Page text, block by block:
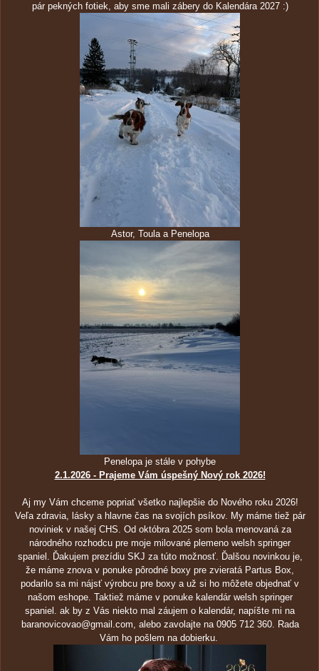
pár pekných fotiek, aby sme mali zábery do Kalendára 2027 :)
Astor, Toula a Penelopa
Penelopa je stále v pohybe
2.1.2026 - Prajeme Vám úspešný Nový rok 2026!
Aj my Vám chceme popriať všetko najlepšie do Nového roku 2026!
Veľa zdravia, lásky a hlavne čas na svojích psíkov. My máme tiež pár
noviniek v našej CHS. Od októbra 2025 som bola menovaná za
národného rozhodcu pre moje milované plemeno welsh springer
spaniel. Ďakujem prezídiu SKJ za túto možnosť. Ďalšou novinkou je,
že máme znova v ponuke pôrodné boxy pre zvieratá Partus Box,
podarilo sa mi nájsť výrobcu pre boxy a už si ho môžete objednať v
našom eshope. Taktiež máme v ponuke kalendár welsh springer
spaniel. ak by z Vás niekto mal záujem o kalendár, napíšte mi na
baranovicovao@gmail.com, alebo zavolajte na 0905 712 360. Rada
Vám ho pošlem na dobierku.